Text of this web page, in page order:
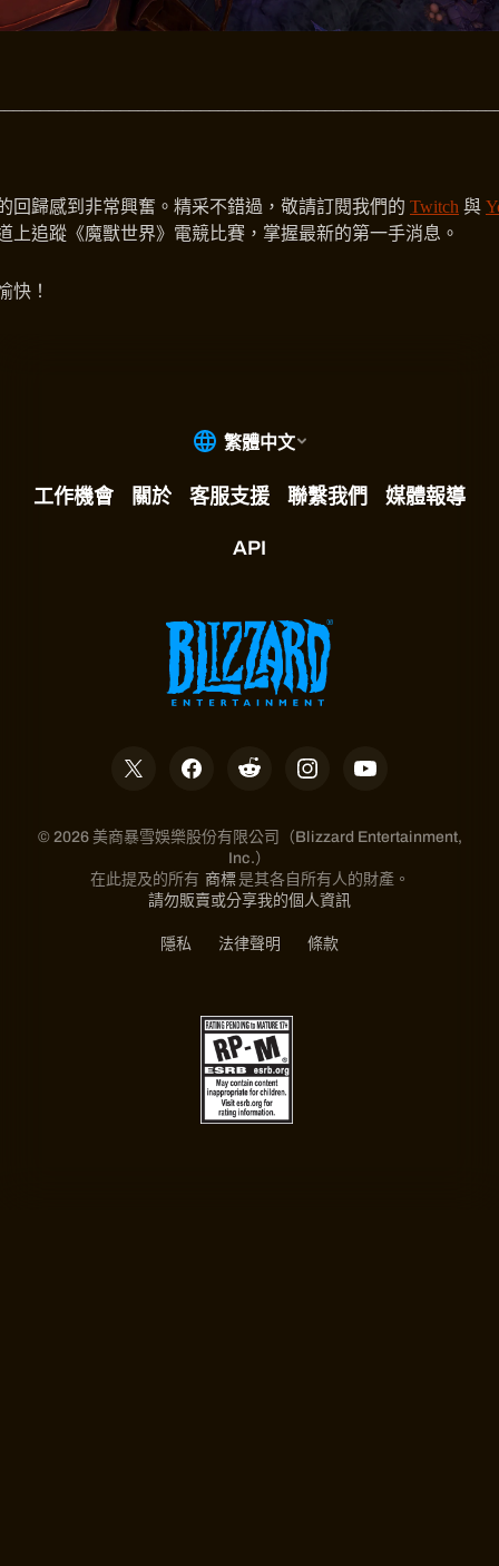
回歸感到非常興奮。精采不錯過，敬請訂閱我們的 Twitch 與
上追蹤《魔獸世界》電競比賽，掌握最新的第一手消息。
快！